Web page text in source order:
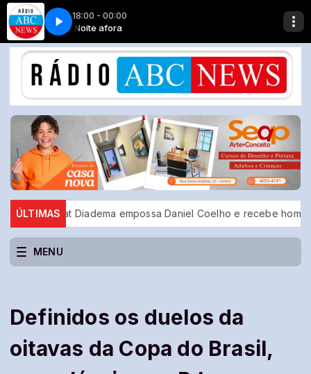
18:00 - 00:00
Noite afora
Musica Boi Tata
ÚLTIMAS
Diadema empossa Daniel Coelho e recebe homenagem do
MENU
Definidos os duelos da
oitavas da Copa do Brasil,